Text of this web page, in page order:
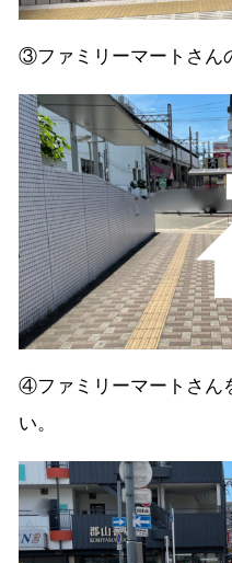
③ファミリーマートさん
④ファミリーマートさん
い。